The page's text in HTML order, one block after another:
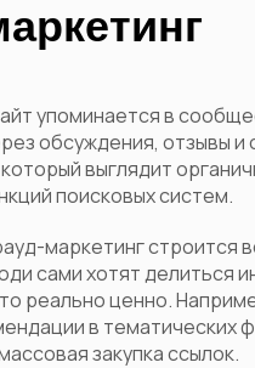
упоминается в
обсуждения, отзывы и
выглядит
поисковых систем.
маркетинг строится
сами хотят делиться
реально ценно.
в тематических
закупка ссылок.